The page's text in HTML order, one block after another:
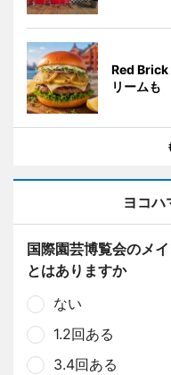
Red
リームも
ヨコハ
国際園芸博覧会のメ
とはありますか
ない
1.2回ある
3.4回ある